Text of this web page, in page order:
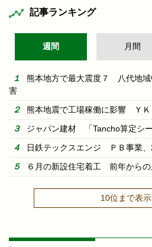
記事ランキング
週間 月間
熊本地方で最大震度７ 八代地域
害
熊本地震で工場稼働に影響 ＹＫ
ジャパン建材 「Tancho算定シ
日鉄テックスエンジ ＰＢ事業、
６月の新設住宅着工 前年からの
10位まで表示